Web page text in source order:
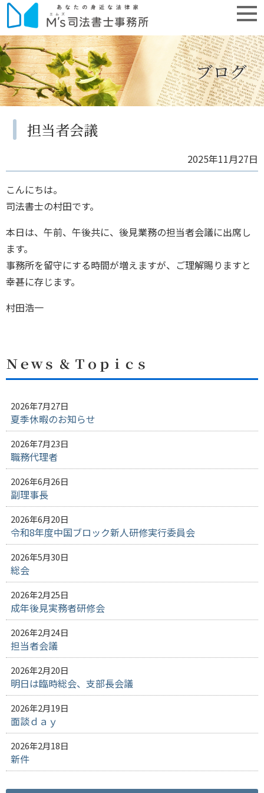
ブログ
担当者会議
2025年11月27日
こんにちは。
司法書士の村田です。
本日は、午前、午後共に、後見業務の担当者会議に出席し
ます。
事務所を留守にする時間が増えますが、ご理解賜りますと
幸甚に存じます。
村田浩一
Ｎｅｗｓ ＆ Ｔｏｐｉｃｓ
2026年7月27日
夏季休暇のお知らせ
2026年7月23日
職務代理者
2026年6月26日
副理事長
2026年6月20日
令和8年度中国ブロック新人研修実行委員会
2026年5月30日
総会
2026年2月25日
成年後見実務者研修会
2026年2月24日
担当者会議
2026年2月20日
明日は臨時総会、支部長会議
2026年2月19日
面談ｄａｙ
2026年2月18日
新件